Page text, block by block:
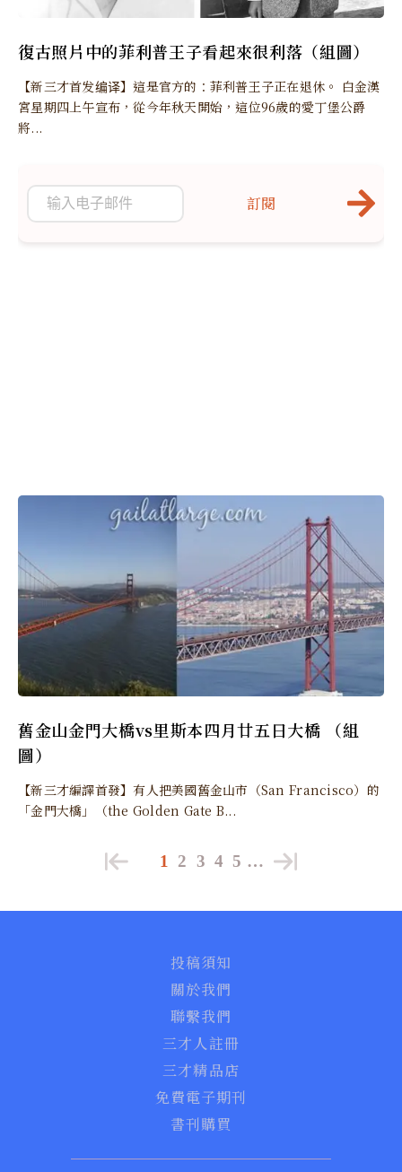
復古照片中的菲利普王子看起來很利落（組圖）
【新三才首发编译】這是官方的：菲利普王子正在退休。 白金漢
宮星期四上午宣布，從今年秋天開始，這位96歲的愛丁堡公爵
將...
舊金山金門大橋vs里斯本四月廿五日大橋 （組
圖）
【新三才編譯首發】有人把美國舊金山市（San Francisco）的
「金門大橋」（the Golden Gate B...
訂閱
1 2 3 4 5 …
投稿須知
關於我們
聯繫我們
三才人註冊
三才精品店
免費電子期刊
書刊購買